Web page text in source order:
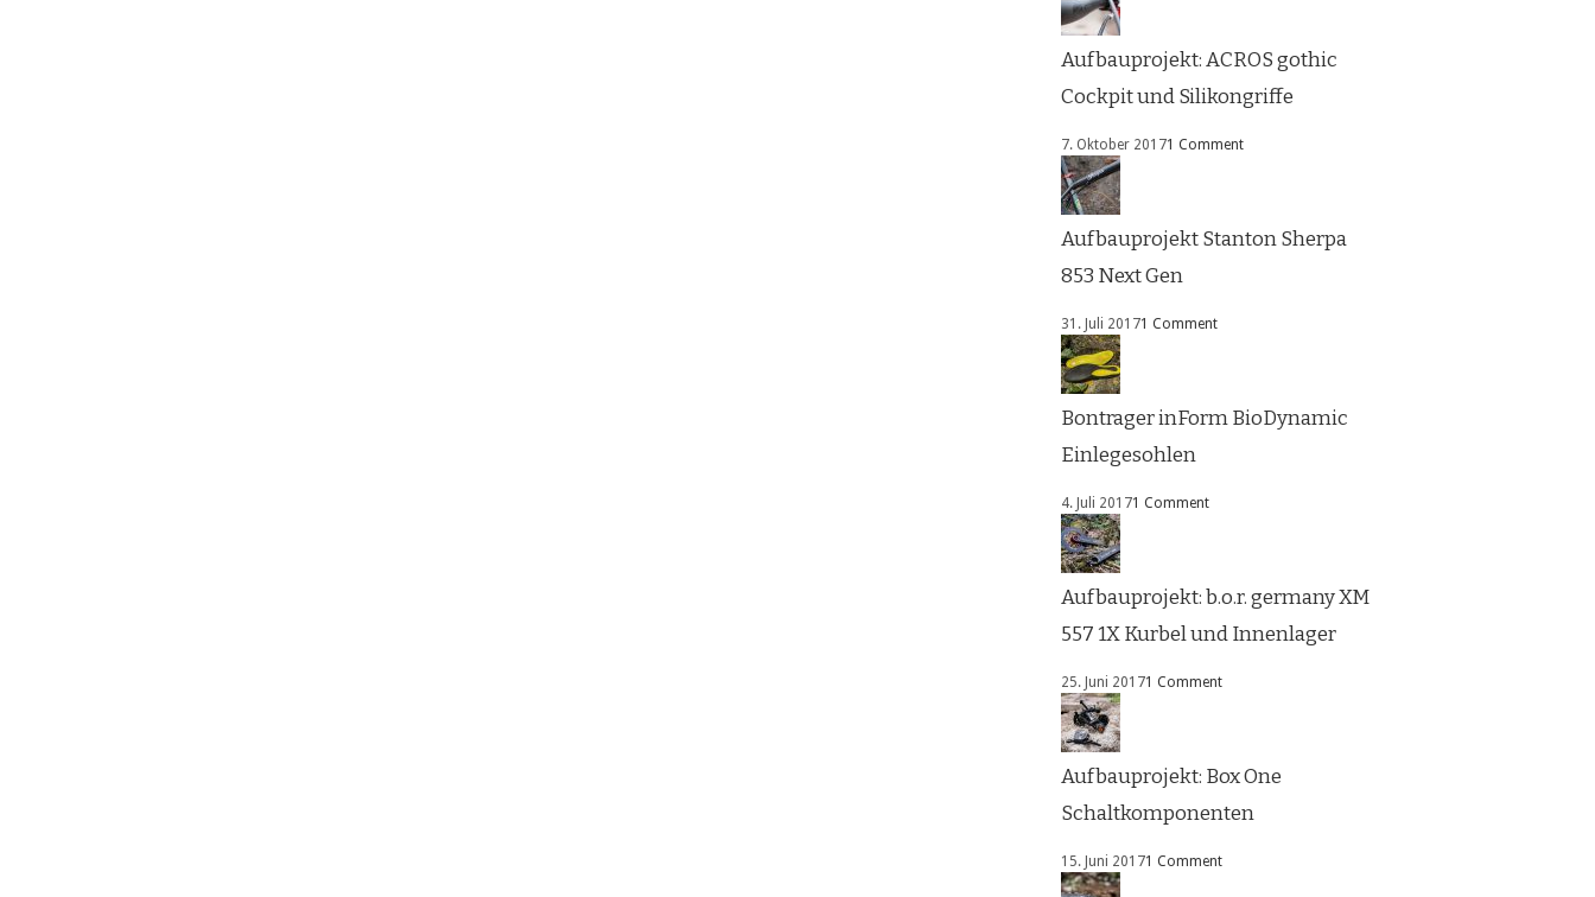
Aufbauprojekt: ACROS gothic
Cockpit und Silikongriffe
7. Oktober 20171 Comment
Aufbauprojekt Stanton Sherpa
853 Next Gen
31. Juli 20171 Comment
Bontrager inForm BioDynamic
Einlegesohlen
4. Juli 20171 Comment
Aufbauprojekt: b.o.r. germany XM
557 1X Kurbel und Innenlager
25. Juni 20171 Comment
Aufbauprojekt: Box One
Schaltkomponenten
15. Juni 20171 Comment